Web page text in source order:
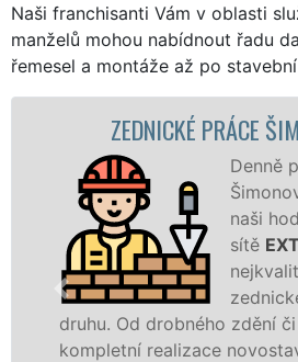
Naši franchisanti Vám v oblasti
manželů mohou nabídnout řadu
řemesel a montáže až po
ZEDNICKÉ PRÁCE ŠIMONOVICE
Denně pro Vás v
Šimonovicích
naši hodinoví
sítěEXTRA
nejkvalitnější a
zednické práce
Od drobného zdění či oprav až
realizace novostavby či